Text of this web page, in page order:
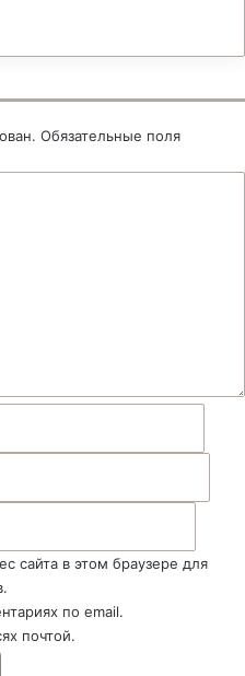
Обязательные поля
сайта в этом браузере для
по email.
почтой.